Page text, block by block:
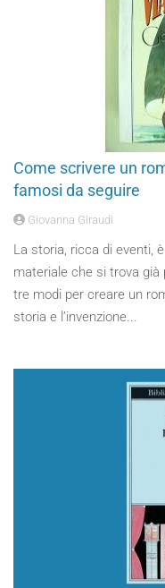
Come scrivere un
famosi da seguire
Giovanna Giraudi
La storia, ricca di eventi,
materiale che si trova già
tre modi per creare un
storia e l’invenzione...